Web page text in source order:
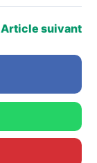
Article suivant